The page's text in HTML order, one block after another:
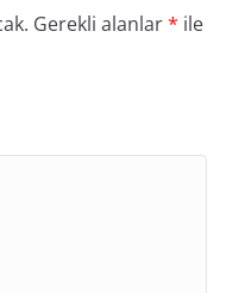
Gerekli alanlar* ile